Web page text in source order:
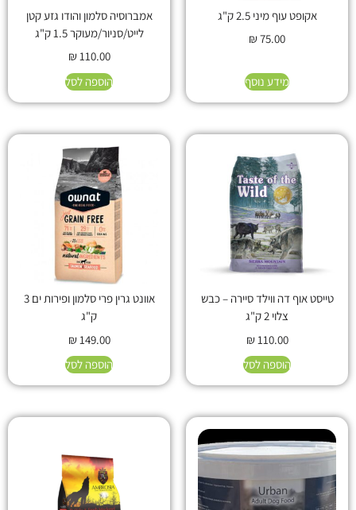
אקופט עוף מיני 2.5 ק"ג
₪75.00
מידע נוסף
אמברוסיה סלמון והודו גזע קטן
לייט/סניור/מעוקר 1.5 ק"ג
₪110.00
הוספה לסל
טייסט אוף דה ווילד סיירה – כבש
צלוי 2 ק"ג
₪110.00
הוספה לסל
אוונט גרין פרי סלמון ופירות ים 3
ק"ג
₪149.00
הוספה לסל